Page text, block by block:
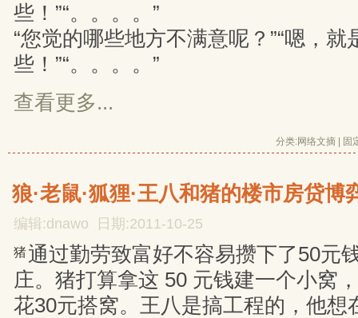
些！”“。。。。”
“您觉的哪些地方不满意呢？”“嗯，
些！”“。。。。”
查看更多...
分类:网络文摘 固
狼·老鼠·狐狸·王八和猪的楼市房贷博
编辑:dnawo 日期:2011-10-25
猪 通过勤劳致富好不容易攒下了50元
庄。猪打算拿这 50 元钱建一个小窝
花30元搭窝。王八是搞工程的，他想